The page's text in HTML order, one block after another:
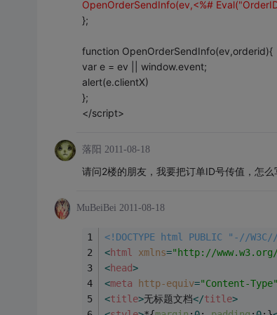
OpenOrderSendInfo(ev,<%#
};
function OpenOrderSendInfo(ev,orderid){
var e = ev || window.event;
alert(e.clientX)
};
</script>
落阳 2011-08-18
请问2楼的朋友，我要把订单ID号传值，怎么
MuBeiBei 2011-08-18
<!DOCTYPE html PUBLIC "-//
<html xmlns="http://
<head>
<meta http-equiv="Content-Type"
<title>无标题文档</title>